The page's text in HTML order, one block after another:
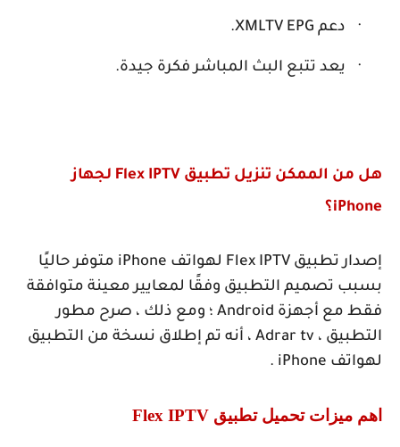
· دعم XMLTV EPG
.
· يعد تتبع البث المباشر فكرة جيدة.
هل من الممكن تنزيل تطبيق Flex IPTV لجهاز
iPhone؟
إصدار تطبيق Flex IPTV لهواتف iPhone متوفر حاليًا
بسبب تصميم التطبيق وفقًا لمعايير معينة متوافقة
فقط مع أجهزة Android ؛ ومع ذلك ، صرح مطور
التطبيق ، Adrar tv ، أنه تم إطلاق نسخة من التطبيق
لهواتف iPhone
.
اهم ميزات تحميل تطبيق Flex IPTV